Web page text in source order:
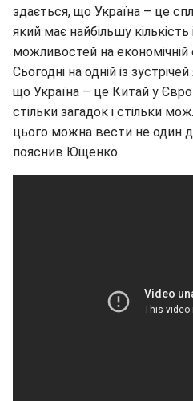
здається, що Україна – це
який має найбільшу кількість
можливостей на економічній
Сьогодні на одній із
що Україна – це Китай у
стільки загадок і стільки
цього можна вести не один
пояснив Ющенко.